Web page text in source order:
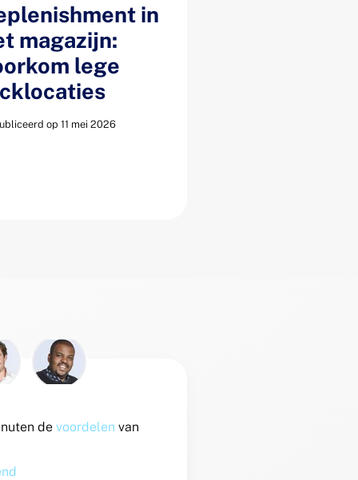
in
magazijn:
lege
op 11 mei 2026
devoordelen van